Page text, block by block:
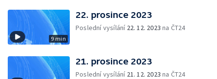
9 min
22. prosince 2023
Poslední vysílání 22. 12. 2023 na ČT24
21. prosince 2023
Poslední vysílání 21. 12. 2023 na ČT24